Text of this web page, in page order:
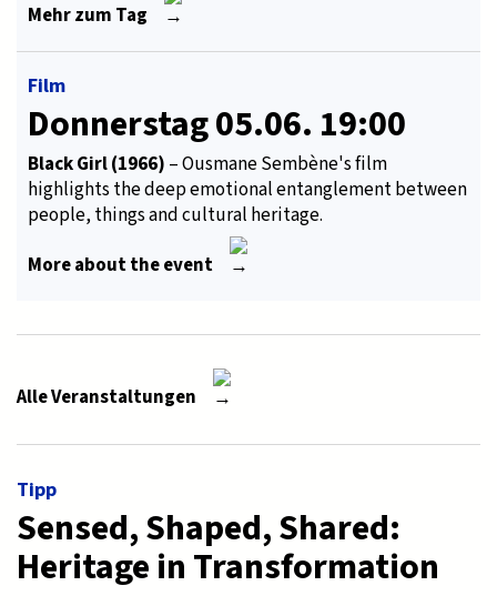
Mehr zum Tag
Film
Donnerstag 05.06. 19:00
Black Girl (1966) – Ousmane Sembène's film
highlights the deep emotional entanglement between
people, things and cultural heritage.
More about the event
Alle Veranstaltungen
Tipp
Sensed, Shaped, Shared:
Heritage in Transformation